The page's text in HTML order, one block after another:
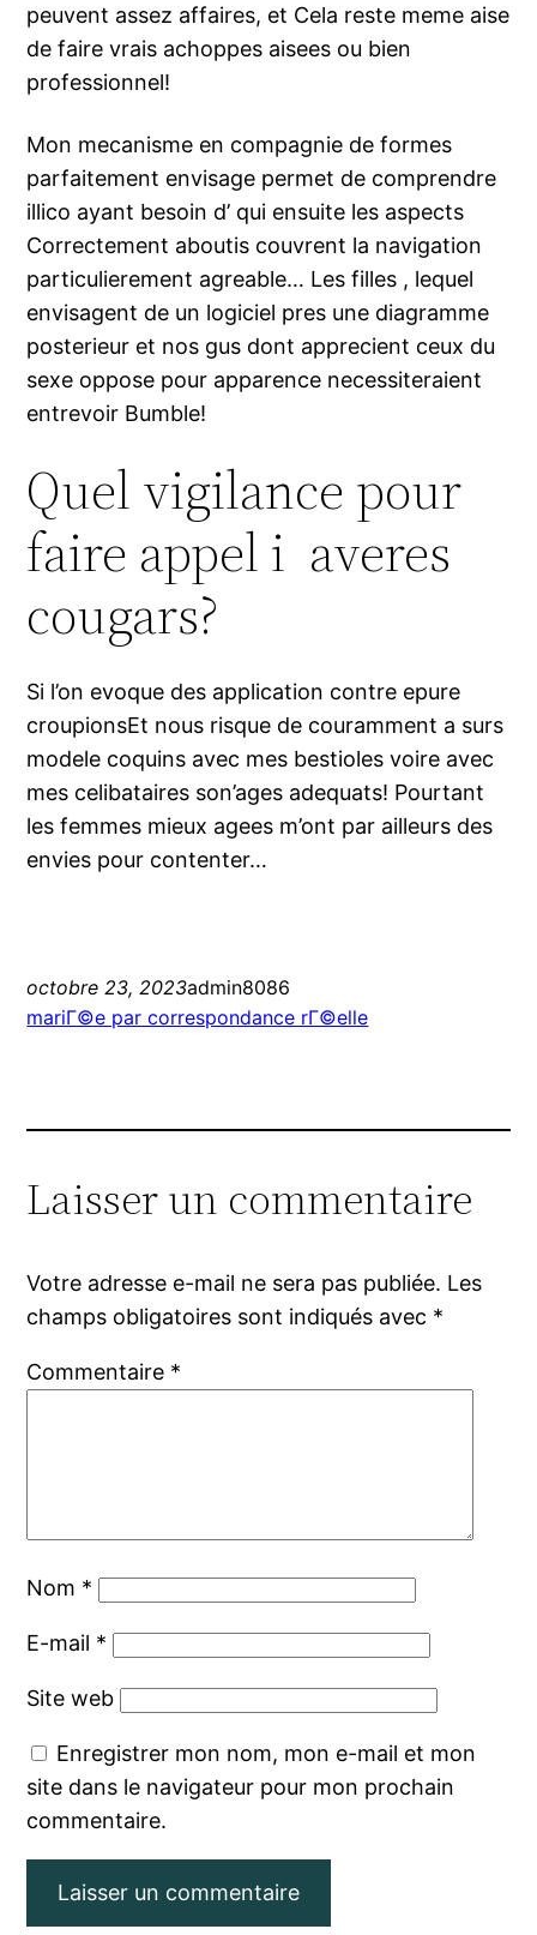
peuvent assez affaires, et Cela reste meme aise
de faire vrais achoppes aisees ou bien
professionnel!
Mon mecanisme en compagnie de formes
parfaitement envisage permet de comprendre
illico ayant besoin d’ qui ensuite les aspects
Correctement aboutis couvrent la navigation
particulierement agreable… Les filles , lequel
envisagent de un logiciel pres une diagramme
posterieur et nos gus dont apprecient ceux du
sexe oppose pour apparence necessiteraient
entrevoir Bumble!
Quel vigilance pour
faire appel i averes
cougars?
Si l’on evoque des application contre epure
croupionsEt nous risque de couramment a surs
modele coquins avec mes bestioles voire avec
mes celibataires son’ages adequats! Pourtant
les femmes mieux agees m’ont par ailleurs des
envies pour contenter…
octobre 23, 2023admin8086
mariГ©e par correspondance rГ©elle
Laisser un commentaire
Votre adresse e-mail ne sera pas publiée. Les
champs obligatoires sont indiqués avec *
Commentaire *
Nom *
E-mail *
Site web
Enregistrer mon nom, mon e-mail et mon
site dans le navigateur pour mon prochain
commentaire.